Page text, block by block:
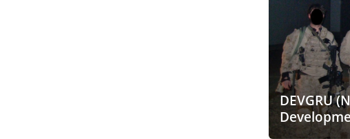
DEVGRU